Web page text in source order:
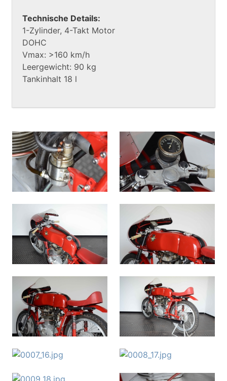
Technische Details:
1-Zylinder, 4-Takt Motor
DOHC
Vmax: >160 km/h
Leergewicht: 90 kg
Tankinhalt 18 l